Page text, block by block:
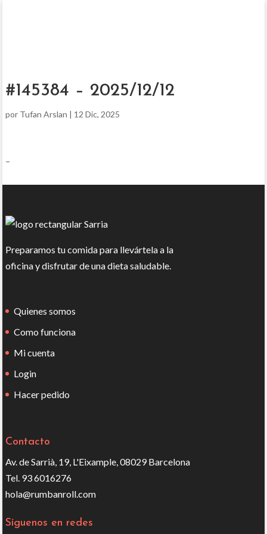
#145384 – 2025/12/12
por Tufan Arslan | 12 Dic, 2025
–
Preparamos tu comida para llevártela a la
oficina y disfrutar de una dieta saludable.
Quienes somos
Como funciona
Mi cuenta
Login
Hacer pedido
Contacto
Av. de Sarrià, 19, L'Eixample, 08029 Barcelona
Tel. 93 6016276
hola@rumbanroll.com
Síguenos en redes